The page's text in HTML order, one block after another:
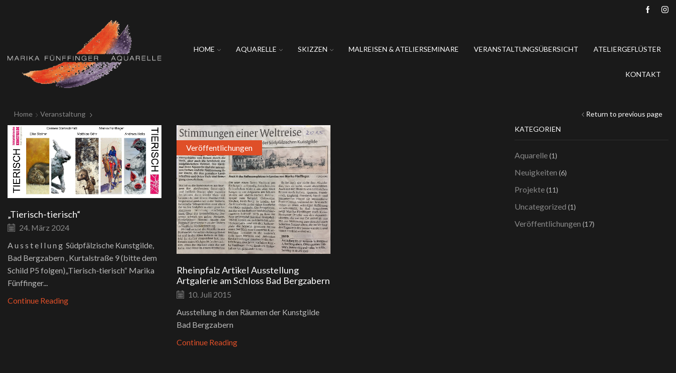
HOME AQUARELLE SKIZZEN MALREISEN & ATELIERSEMINARE VERANSTALTUNGSÜBERSICHT ATELIERGEFLÜSTER
KONTAKT
Return to previous page
Home Veranstaltung
„Tierisch-tierisch“
24. März 2024
A u s s t e l l u n g Südpfälzische Kunstgilde,
Bad Bergzabern , Kurtalstraße 9 (bitte dem
Schild P5 folgen)„Tierisch-tierisch“ Marika
Fünffinger...
Continue Reading
Veröffentlichungen
Rheinpfalz Artikel Ausstellung
Artgalerie am Schloss Bad Bergzabern
10. Juli 2015
Ausstellung in den Räumen der Kunstgilde
Bad Bergzabern
Continue Reading
KATEGORIEN
Aquarelle(1)
Neuigkeiten (6)
Projekte(11)
Uncategorized (1)
Veröffentlichungen (17)